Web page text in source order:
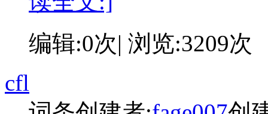
编辑:0次| 浏览:3209次
cfl